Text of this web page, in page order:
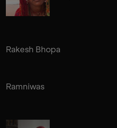
Rakesh Bhopa
Ramniwas